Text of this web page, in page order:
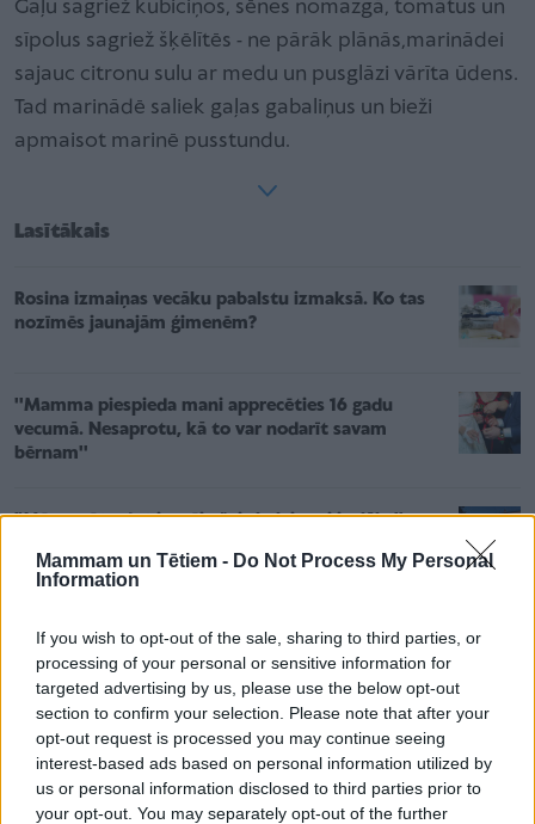
Mammam un Tētiem - Do Not Process My Personal
Information
If you wish to opt-out of the sale, sharing to third parties, or
processing of your personal or sensitive information for
targeted advertising by us, please use the below opt-out
section to confirm your selection. Please note that after your
opt-out request is processed you may continue seeing
interest-based ads based on personal information utilized by
us or personal information disclosed to third parties prior to
your opt-out. You may separately opt-out of the further
Gaļu sagriež kubiciņos, sēnes nomazgā, tomātus un
sīpolus sagriež šķēlītēs - ne pārāk plānās,marinādei
sajauc citronu sulu ar medu un pusglāzi vārīta ūdens.
Tad marinādē saliek gaļas gabaliņus un bieži
apmaisot marinē pusstundu.
Lasītākais
Rosina izmaiņas vecāku pabalstu izmaksā. Ko tas
nozīmēs jaunajām ģimenēm?
''Mamma piespieda mani apprecēties 16 gadu
vecumā. Nesaprotu, kā to var nodarīt savam
bērnam''
"Mēs varētu dot iespēju šai skolai sevi izglābt''.
Uz iesma pamīšus ver gabaliņu gaļas, tomāta ripiņu,
atkal gaļas gabaliņu, tad sēnes pusīti, tad gaļu, tad
sīpola riņķīti, tad atkārto no sākuma, kamēr iesms
pilns :)